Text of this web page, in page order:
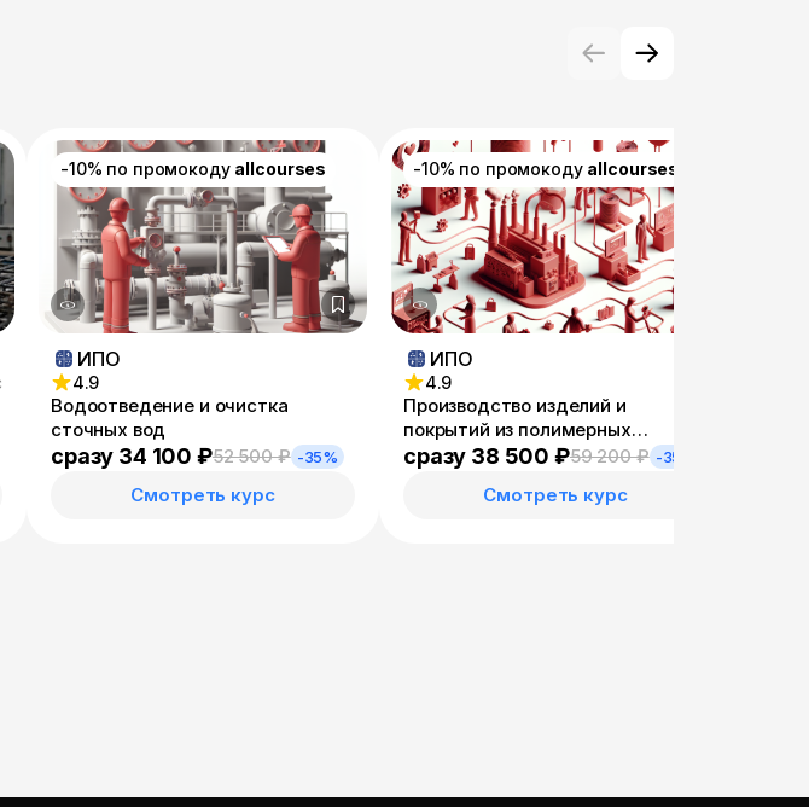
-10% по промокоду allcourses
ИПО
4.9
Водоотведение и очистка
сточных вод
сразу 34 100 ₽52 500 ₽ -35%
Смотреть курс
-10% по промокоду allcourses
ИПО
4.9
Производство изделий и
покрытий из полимерных
материалов
сразу 38 500 ₽59 200 ₽ -35%
Смотреть курс
Ассистент 08.08.26, 17:25